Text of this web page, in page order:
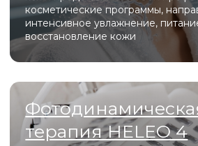
Комфортные, хорошо оборудованные
кабинеты
методики
Эффективные лазерные технологии